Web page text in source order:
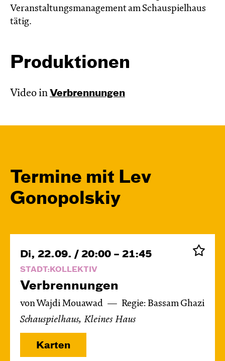
Veranstaltungsmanagement am Schauspielhaus
tätig.
Produktionen
Video in Verbren­nungen
Termine mit Lev
Gonopolskiy
Di, 22.09. / 20:00 – 21:45
STADT:KOLLEKTIV
Verbren­nungen
von Wajdi Mouawad
Regie: Bassam Ghazi
Schauspielhaus, Kleines Haus
Karten